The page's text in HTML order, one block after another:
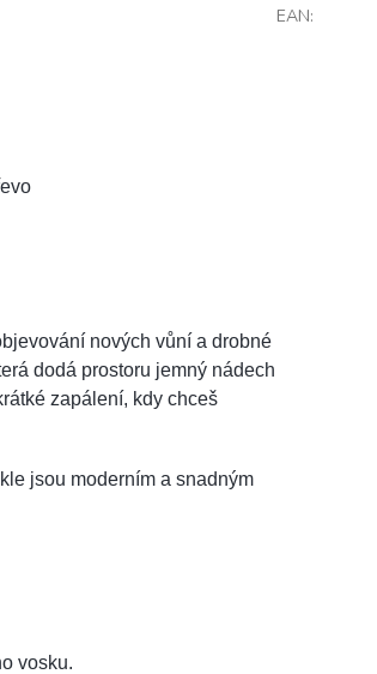
nových vůní a drobné
dodá prostoru jemný nádech
zapálení, kdy chceš
jsou moderním a snadným
vosku.
EAN: